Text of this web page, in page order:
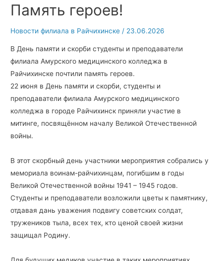
Память героев!
Новости филиала в Райчихинске / 23.06.2026
В День памяти и скорби студенты и преподаватели
филиала Амурского медицинского колледжа в
Райчихинске почтили память героев.
22 июня в День памяти и скорби, студенты и
преподаватели филиала Амурского медицинского
колледжа в городе Райчихинск приняли участие в
митинге, посвящённом началу Великой Отечественной
войны.
В этот скорбный день участники мероприятия собрались у
мемориала воинам-райчихинцам, погибшим в годы
Великой Отечественной войны 1941 – 1945 годов.
Студенты и преподаватели возложили цветы к памятнику,
отдавая дань уважения подвигу советских солдат,
тружеников тыла, всех тех, кто ценой своей жизни
защищал Родину.